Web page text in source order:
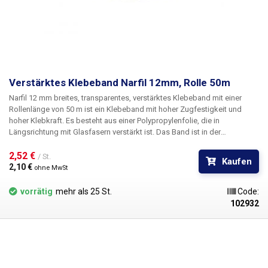
Verstärktes Klebeband Narfil 12mm, Rolle 50m
Narfil 12 mm breites, transparentes, verstärktes Klebeband mit einer
Rollenlänge von 50 m ist ein Klebeband mit hoher Zugfestigkeit und
hoher Klebkraft. Es besteht aus einer Polypropylenfolie, die in
Längsrichtung mit Glasfasern verstärkt ist. Das Band ist in der
Befestigung von instabilen Lasten, zur Sicherung von Türen gegen das
Öffnen während des Transports, zum Abbinden von Rohren und überall
Verpackung: 50m Rolle
2,52 € / St.
2,10 € ohne MwSt
Kaufen
vorrätig mehr als 25 St.
Code:
102932